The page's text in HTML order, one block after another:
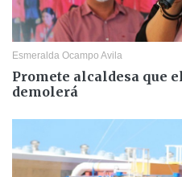
Esmeralda Ocampo Avila
Promete alcaldesa que
demolerá